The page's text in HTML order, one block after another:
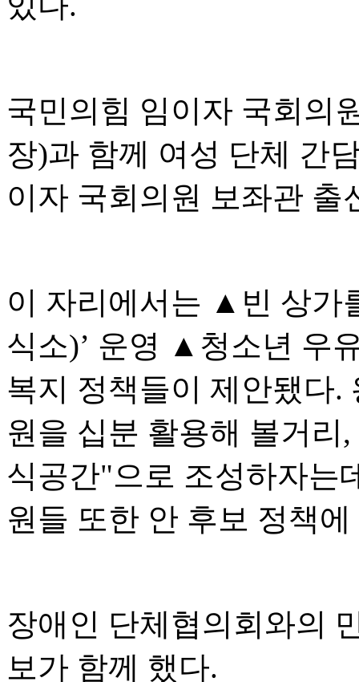
국민의힘 임이자 국회의
장)과 함께 여성 단체 간
이자 국회의원 보좌관 출
이 자리에서는 ▲빈 상가
식소)’ 운영 ▲청소년 우
복지 정책들이 제안됐다.
원을 십분 활용해 볼거리
식공간"으로 조성하자는
원들 또한 안 후보 정책
장애인 단체협의회와의
보가 함께 했다.